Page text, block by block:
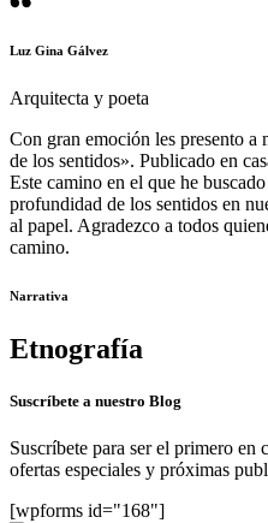
Luz Gina Gálvez
Arquitecta y poeta
Con gran emoción les presento a
de los sentidos». Publicado en
Este camino en el que he
profundidad de los sentidos en
al papel. Agradezco a todos
camino.
Narrativa
Etnografía
Suscríbete a nuestro Blog
Suscríbete para ser el primero en
ofertas especiales y próximas
[wpforms id="168"]